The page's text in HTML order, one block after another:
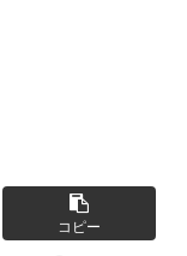
コピー